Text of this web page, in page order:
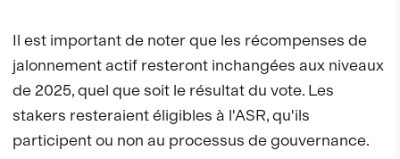
Il est important de noter que les récompenses de
jalonnement actif resteront inchangées aux niveaux
de 2025, quel que soit le résultat du vote. Les
stakers resteraient éligibles à l'ASR, qu'ils
participent ou non au processus de gouvernance.